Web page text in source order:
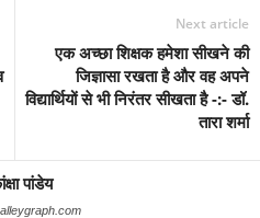
Next article
एक अच्छा शिक्षक हमेशा सीखने की
जिज्ञासा रखता है और वह अपने
विद्यार्थियों से भी निरंतर सीखता है -:- डॉ.
तारा शर्मा
पांडेय